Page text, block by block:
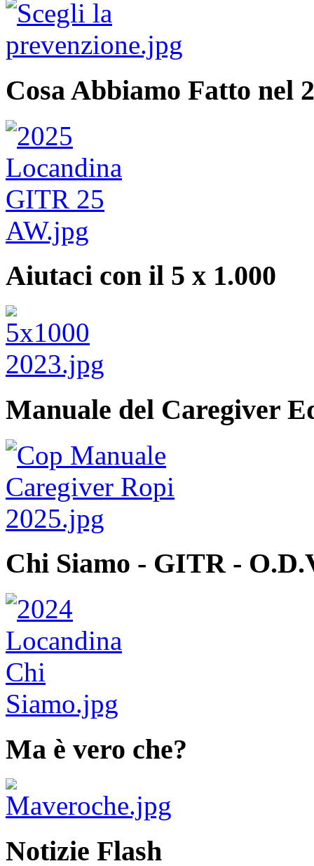
Cosa Abbiamo Fatto nel
Aiutaci con il 5 x 1.000
Manuale del Caregiver
Chi Siamo - GITR -
Ma è vero che?
Notizie Flash